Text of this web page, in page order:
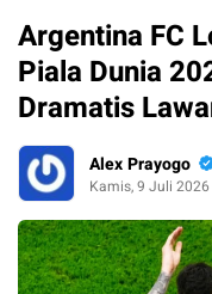
Argentina FC
Piala Dunia
Dramatis
Alex Prayogo
Kamis, 9 Juli 2026